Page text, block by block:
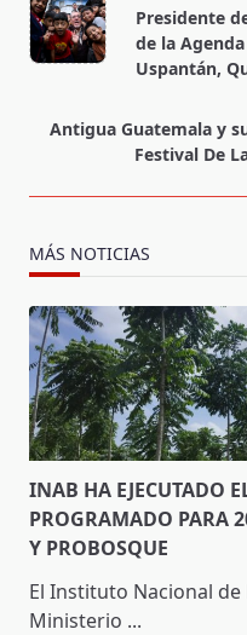
class="nav-
subtitle
screen-
text">Page</span>
Presidente
de la
Uspantán,
Antigua Guatemala y
Festival De
MÁS NOTICIAS
INAB HA EJECUTADO
PROGRAMADO PARA
Y PROBOSQUE
El Instituto Nacional
Ministerio ...